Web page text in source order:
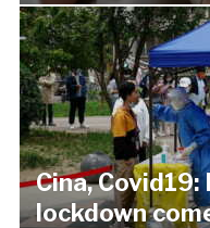
Cina, Covid19:
lockdown